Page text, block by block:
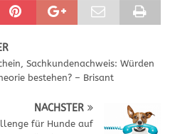
Sachkundenachweis: Würden
bestehen? – Brisant
NÄCHSTER
für Hunde auf